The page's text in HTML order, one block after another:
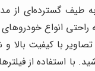
به طیف گسترده‌ای
راحتی انواع
با کیفیت
با استفاده از